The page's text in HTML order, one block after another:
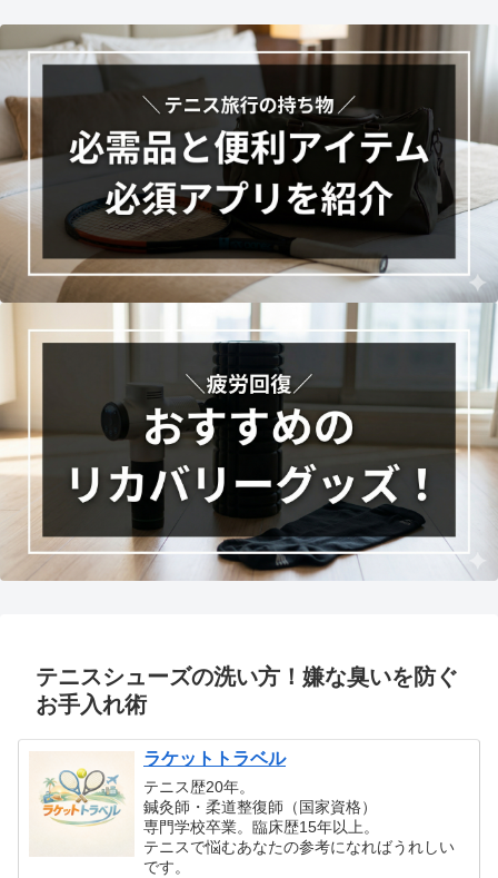
テニスシューズの洗い方！嫌な臭いを防ぐ
お手入れ術
ラケットトラベル
テニス歴20年。
鍼灸師・柔道整復師（国家資格）
専門学校卒業。臨床歴15年以上。
テニスで悩むあなたの参考になればうれしい
です。